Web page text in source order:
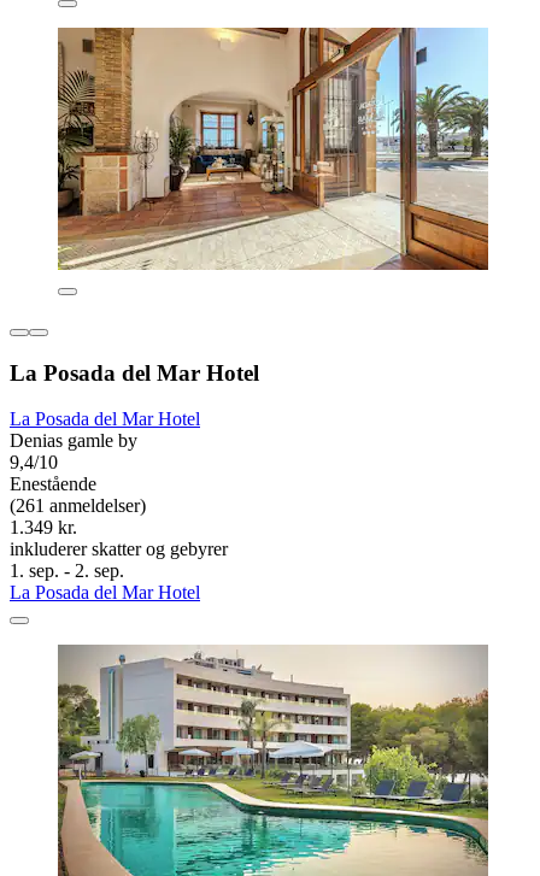
La Posada del Mar Hotel
La Posada del Mar Hotel
Denias gamle by
9,4/10
Enestående
(261 anmeldelser)
1.349 kr.
inkluderer skatter og gebyrer
1. sep. - 2. sep.
La Posada del Mar Hotel